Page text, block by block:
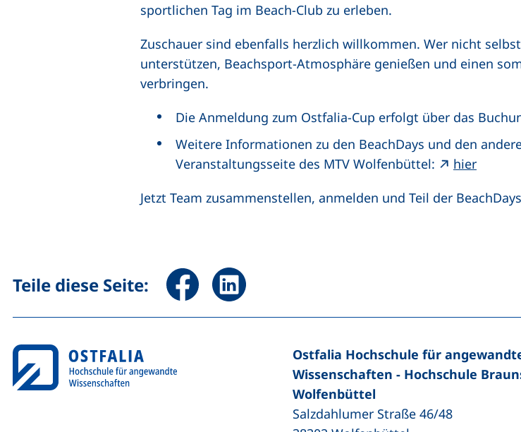
sportlichen Tag im Beach-Club zu erleben.
Zuschauer sind ebenfalls herzlich willkommen. Wer nicht
unterstützen, Beachsport-Atmosphäre genießen und einen
verbringen.
Die Anmeldung zum Ostfalia-Cup erfolgt über das
Weitere Informationen zu den BeachDays und den
Veranstaltungsseite des MTV Wolfenbüttel:
hier
Jetzt Team zusammenstellen, anmelden und Teil der
Teile diese Seite: Seite über Facebook teilen (externer Link, öffnet neues
Seite über LinkedIn teilen (externer Link, öffnet
Ostfalia Hochschule für
Wissenschaften - Hochschule
Wolfenbüttel
Salzdahlumer Straße 46/48